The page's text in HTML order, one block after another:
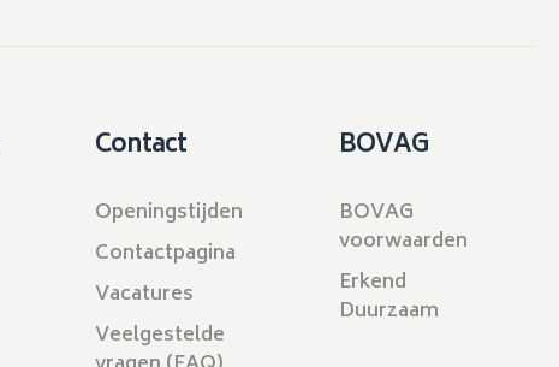
Contact
Openingstijden
Contactpagina
Vacatures
Veelgestelde
BOVAG
BOVAG
voorwaarden
Erkend
Duurzaam